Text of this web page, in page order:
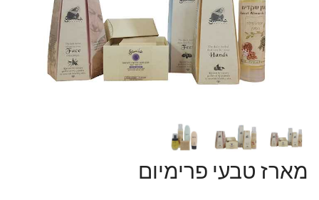
מארז טבעי פרימיום